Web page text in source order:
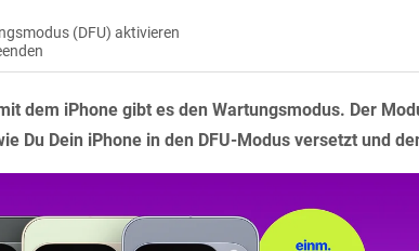
(DFU) aktivieren
dem iPhone gibt es den Wartungsmodus. Der
Du Dein iPhone in den DFU-Modus versetzt und